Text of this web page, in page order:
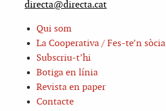
directa@directa.cat
Qui som
La Cooperativa / Fes-te’n sòcia
Subscriu-t’hi
Botiga en línia
Revista en paper
Contacte